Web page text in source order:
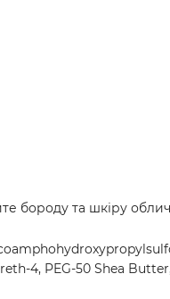
бороду та шкіру
4, PEG-50 Shea